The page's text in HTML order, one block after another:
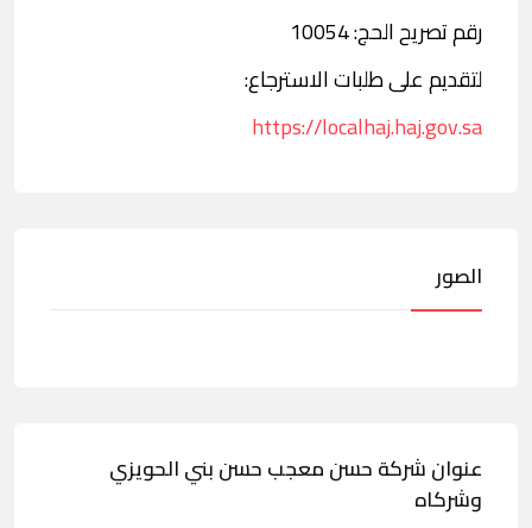
رقم تصريح الحج: 10054
لتقديم على طلبات الاسترجاع:
https://localhaj.haj.gov.sa
الصور
عنوان شركة حسن معجب حسن بني الحويزي
وشركاه